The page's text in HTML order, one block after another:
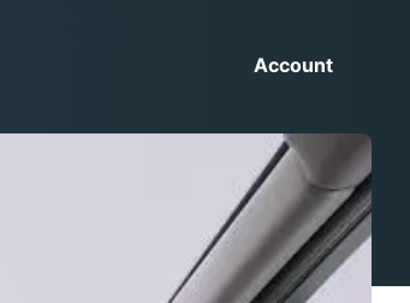
Account